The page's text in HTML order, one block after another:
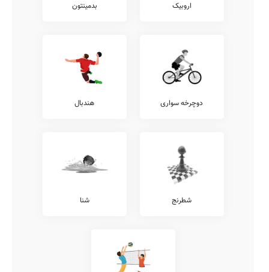
اروبیک بدمینتون
دوچرخه سواری هندبال
شطرنج شنا